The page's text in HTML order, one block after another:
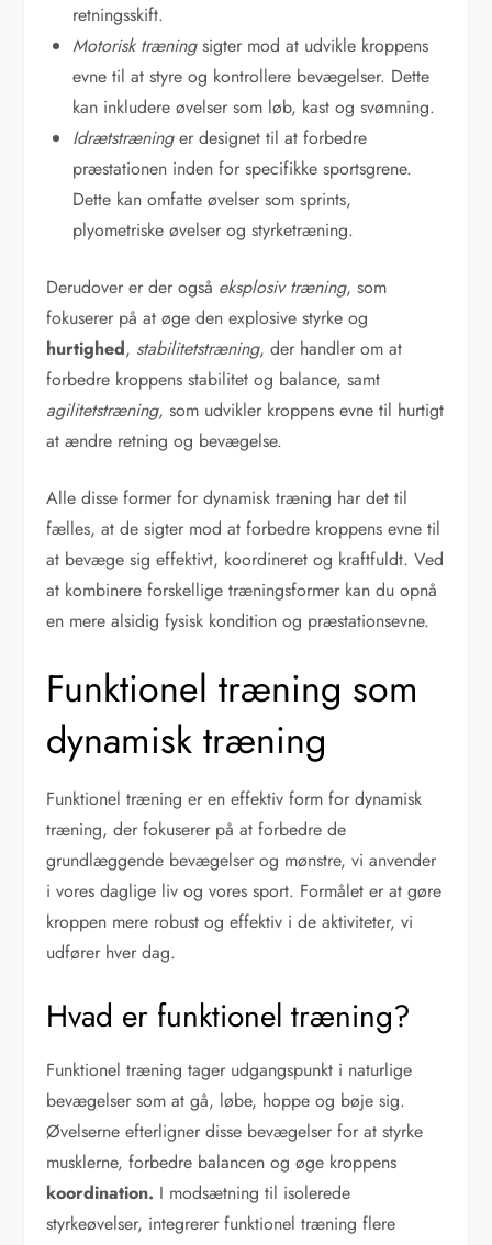
retningsskift.
Motorisk træningsigter mod at udvikle kroppens
evne til at styre og kontrollere bevægelser. Dette
kan inkludere øvelser som løb, kast og svømning.
Idrætstræninger designet til at forbedre
præstationen inden for specifikke sportsgrene.
Dette kan omfatte øvelser som sprints,
plyometriske øvelser og styrketræning.
Derudover er der også eksplosiv træning, som
fokuserer på at øge den explosive styrke og
hurtighed, stabilitetstræning, der handler om at
forbedre kroppens stabilitet og balance, samt
agilitetstræning, som udvikler kroppens evne til hurtigt
at ændre retning og bevægelse.
Alle disse former for dynamisk træning har det til
fælles, at de sigter mod at forbedre kroppens evne til
at bevæge sig effektivt, koordineret og kraftfuldt. Ved
at kombinere forskellige træningsformer kan du opnå
en mere alsidig fysisk kondition og præstationsevne.
Funktionel træning som
dynamisk træning
Funktionel træning er en effektiv form for dynamisk
træning, der fokuserer på at forbedre de
grundlæggende bevægelser og mønstre, vi anvender
i vores daglige liv og vores sport. Formålet er at gøre
kroppen mere robust og effektiv i de aktiviteter, vi
udfører hver dag.
Hvad er funktionel træning?
Funktionel træning tager udgangspunkt i naturlige
bevægelser som at gå, løbe, hoppe og bøje sig.
Øvelserne efterligner disse bevægelser for at styrke
musklerne, forbedre balancen og øge kroppens
koordination. I modsætning til isolerede
styrkeøvelser, integrerer funktionel træning flere